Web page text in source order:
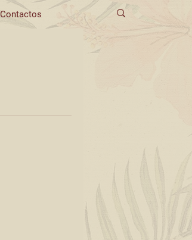
Contactos